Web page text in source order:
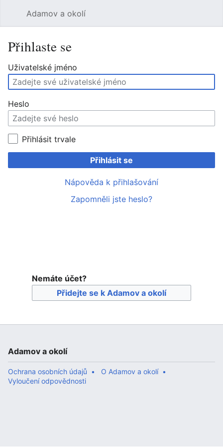
Adamov a okolí
Přihlaste se
Uživatelské jméno
Heslo
Přihlásit trvale
Přihlásit se
Nápověda k přihlašování
Zapomněli jste heslo?
Nemáte účet?
Přidejte se k Adamov a okolí
Adamov a okolí
Ochrana osobních údajů
O Adamov a okolí
Vyloučení odpovědnosti